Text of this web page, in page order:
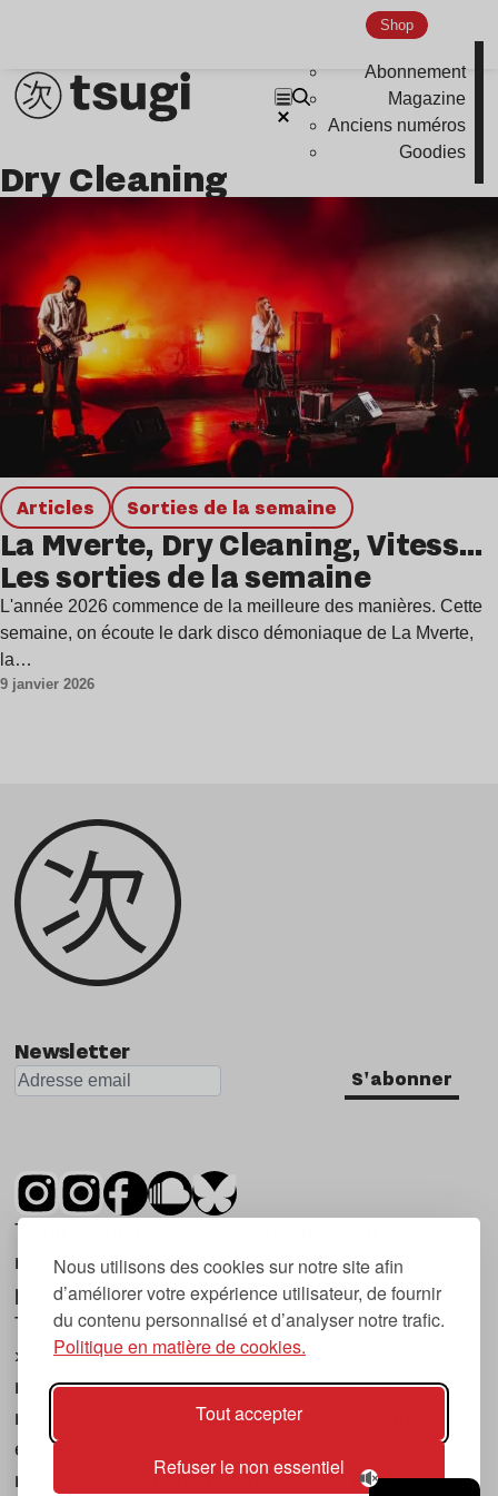
Nous utilisons des cookies sur notre site afin
d’améliorer votre expérience utilisateur, de fournir
du contenu personnalisé et d’analyser notre trafic.
Politique en matière de cookies.
Tout accepter
Refuser le non essentiel
Shop
Abonnement
Magazine
Anciens numéros
Goodies
Indie
Dry Cleaning
Articles Sorties de la semaine
La Mverte, Dry Cleaning, Vitess…
Les sorties de la semaine
L'année 2026 commence de la meilleure des manières. Cette
semaine, on écoute le dark disco démoniaque de La Mverte,
la…
9 janvier 2026
Newsletter
S'abonner
Tsugi est un mensuel indépendant sur la
musique et les nouvelles tendances, dont la
première parution date de 2007.
Tsugi en japonais signifie « prochain », « suivant
», ce qui correspond à la thématique du
magazine, à l’affût des nouvelles tendances
musicales, qu’elles viennent de la musique
électronique, du rock ou du hip hop, et des
nouveaux phénomènes de société liés à la